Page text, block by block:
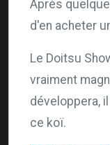
Après
d'en acheter
Le Doitsu
vraiment
développera,
ce koï.